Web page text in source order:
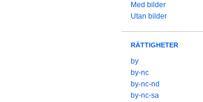
Med bilder
Utan bilder
RÄTTIGHETER
by
by-nc
by-nc-nd
by-nc-sa